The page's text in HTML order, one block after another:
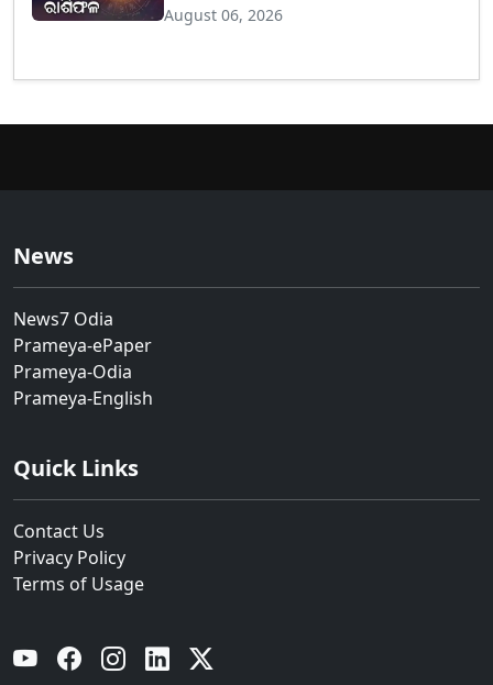
August 06, 2026
News
News7 Odia
Prameya-ePaper
Prameya-Odia
Prameya-English
Quick Links
Contact Us
Privacy Policy
Terms of Usage
YouTube Facebook Instagram Linkedin